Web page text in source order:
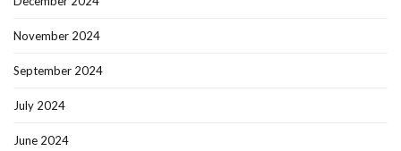
November 2024
September 2024
July 2024
June 2024